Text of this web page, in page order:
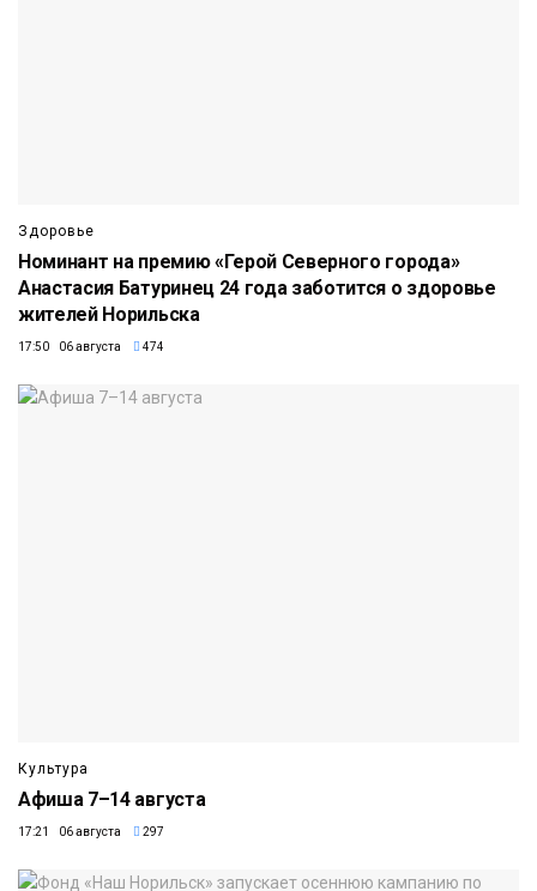
Здоровье
Номинант на премию «Герой Северного города»
Анастасия Батуринец 24 года заботится о здоровье
жителей Норильска
17:50 06 августа 474
Культура
Афиша 7–14 августа
17:21 06 августа 297